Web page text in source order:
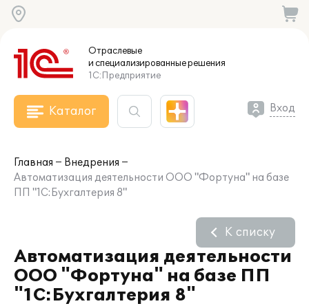
Отраслевые
и специализированныерешения
1С:Предприятие
Каталог Вход
Главная
Внедрения
Автоматизация деятельности ООО "Фортуна" на базе
ПП "1С:Бухгалтерия 8"
Автоматизация деятельности
ООО "Фортуна" на базе ПП
"1С:Бухгалтерия 8"
К списку